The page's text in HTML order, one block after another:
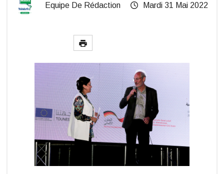
Equipe De Rédaction Mardi 31 Mai 2022